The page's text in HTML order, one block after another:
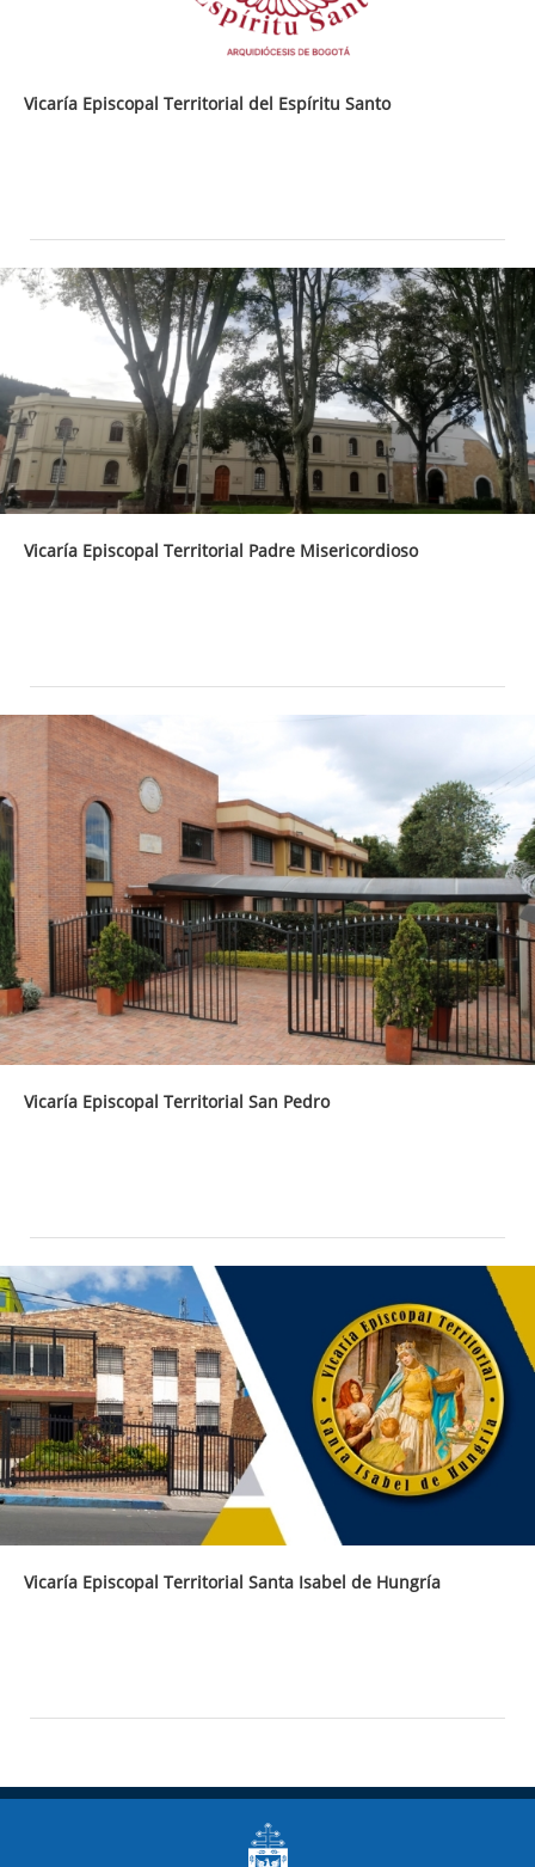
Vicaría Episcopal Territorial del Espíritu Santo
Vicaría Episcopal Territorial Padre Misericordioso
Vicaría Episcopal Territorial San Pedro
Vicaría Episcopal Territorial Santa Isabel de Hungría